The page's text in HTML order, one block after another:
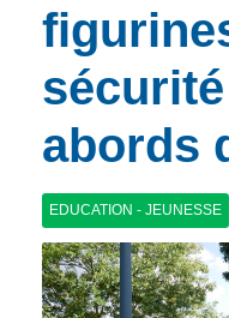
et d’animations
abords
EDUCATION - JEUNESSE